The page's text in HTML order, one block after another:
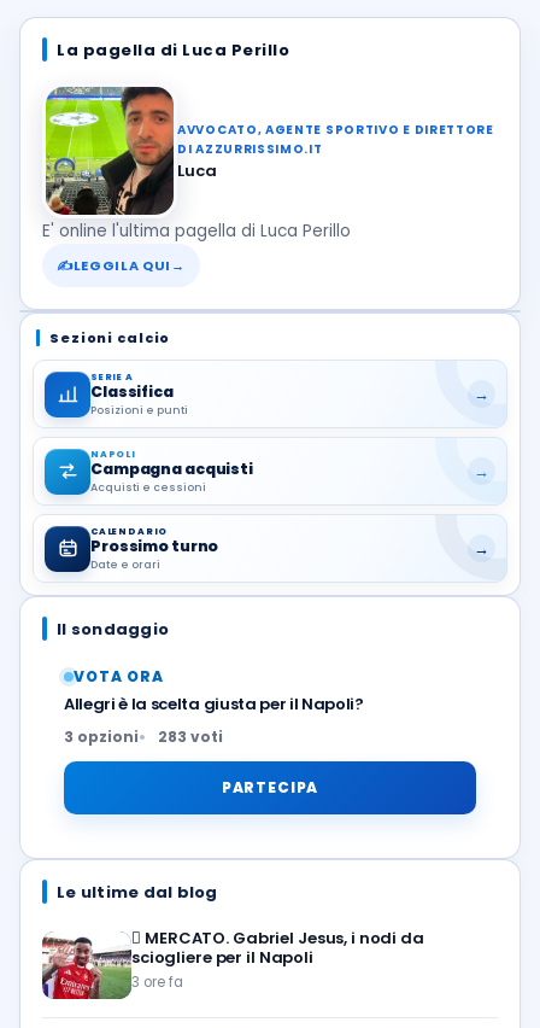
La pagella di Luca Perillo
AVVOCATO, AGENTE SPORTIVO E DIRETTORE
DI AZZURRISSIMO.IT
Luca
E' online l'ultima pagella di Luca Perillo
✍LEGGILA QUI →
Sezioni calcio
SERIE A
Classifica
Posizioni e punti
→
NAPOLI
Campagna acquisti
Acquisti e cessioni
→
CALENDARIO
Prossimo turno
Date e orari
→
Il sondaggio
VOTA ORA
Allegri è la scelta giusta per il Napoli?
3 opzioni 283 voti
PARTECIPA
Le ultime dal blog
🪎 MERCATO. Gabriel Jesus, i nodi da
sciogliere per il Napoli
3 ore fa